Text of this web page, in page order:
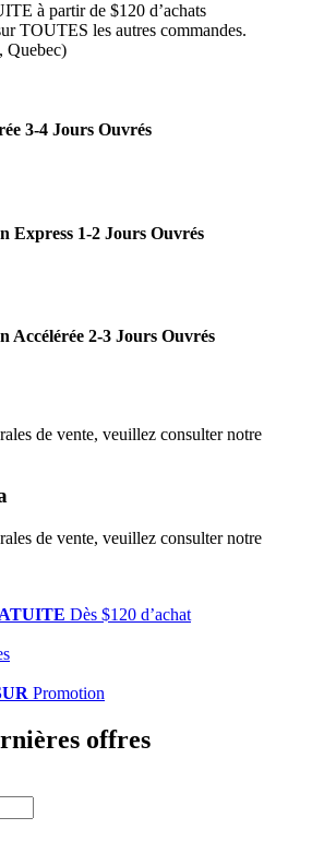
à partir de $120 d’achats
TOUTES les autres commandes.
Quebec)
3-4 Jours Ouvrés
Express 1-2 Jours Ouvrés
Accélérée 2-3 Jours Ouvrés
de vente, veuillez consulter notre
de vente, veuillez consulter notre
Dès $120 d’achat
Promotion
offres